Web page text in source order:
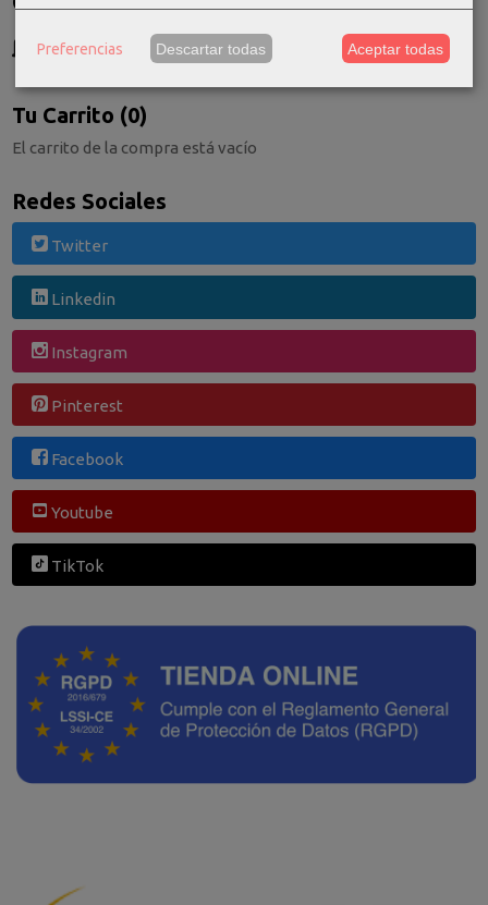
Consultar Destinos
Tu Carrito (0)
El carrito de la compra está vacío
Redes Sociales
Twitter
Linkedin
Instagram
Pinterest
Facebook
Youtube
TikTok
Preferencias Descartar todas Aceptar todas